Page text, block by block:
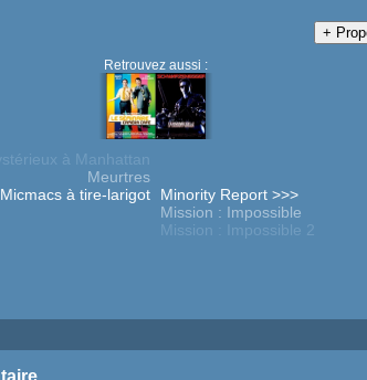
Retrouvez aussi :
à Manhattan
Meurtres
à tire-larigot
Minority Report >>>
Mission : Impossible
Mission : Impossible 2